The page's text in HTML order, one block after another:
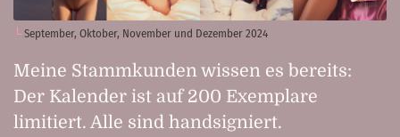
September, Oktober, November und Dezember 2024
Meine Stammkunden wissen es bereits:
Der Kalender ist auf 200 Exemplare
limitiert. Alle sind handsigniert.